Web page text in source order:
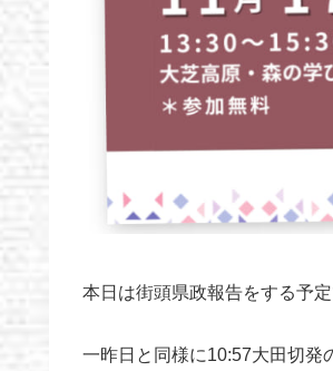
本日は街頭県政報告をする予
一昨日と同様に10:57大田切発